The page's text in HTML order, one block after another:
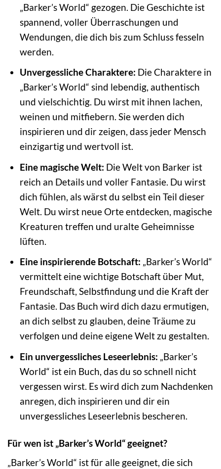
„Barker’s World“ gezogen. Die Geschichte ist
spannend, voller Überraschungen und
Wendungen, die dich bis zum Schluss fesseln
werden.
Unvergessliche Charaktere: Die Charaktere in
„Barker’s World“ sind lebendig, authentisch
und vielschichtig. Du wirst mit ihnen lachen,
weinen und mitfiebern. Sie werden dich
inspirieren und dir zeigen, dass jeder Mensch
einzigartig und wertvoll ist.
Eine magische Welt: Die Welt von Barker ist
reich an Details und voller Fantasie. Du wirst
dich fühlen, als wärst du selbst ein Teil dieser
Welt. Du wirst neue Orte entdecken, magische
Kreaturen treffen und uralte Geheimnisse
lüften.
Eine inspirierende Botschaft: „Barker’s World“
vermittelt eine wichtige Botschaft über Mut,
Freundschaft, Selbstfindung und die Kraft der
Fantasie. Das Buch wird dich dazu ermutigen,
an dich selbst zu glauben, deine Träume zu
verfolgen und deine eigene Welt zu gestalten.
Ein unvergessliches Leseerlebnis: „Barker’s
World“ ist ein Buch, das du so schnell nicht
vergessen wirst. Es wird dich zum Nachdenken
anregen, dich inspirieren und dir ein
unvergessliches Leseerlebnis bescheren.
Für wen ist „Barker’s World“ geeignet?
„Barker’s World“ ist für alle geeignet, die sich